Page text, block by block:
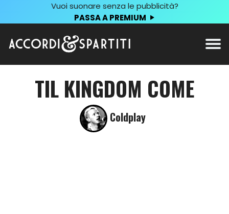
Vuoi suonare senza le pubblicità?
PASSA A PREMIUM
TIL KINGDOM COME
Coldplay